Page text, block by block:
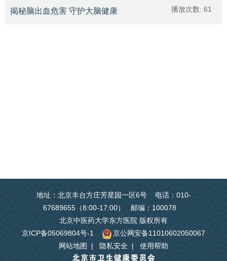
揭秘脑出血危害 守护大脑健康 播放次数: 61
地址：北京丰台方庄芳星园一区6号 电话：010-
67689655（8:00-17:00） 邮编：100078
北京中医药大学东方医院 版权所有
京ICP备05069804号-1
京公网安备11010602050067
网站地图
| 隐私安全 | 使用帮助